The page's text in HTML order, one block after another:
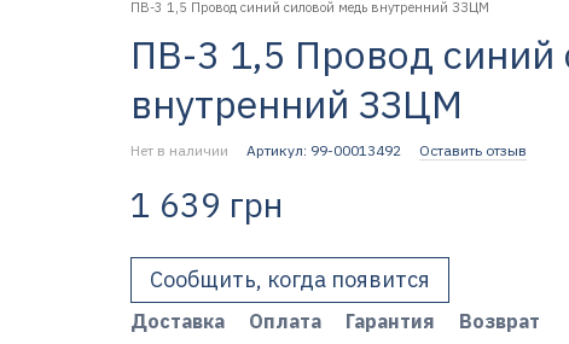
ПВ-3 1,5 Провод синий силовой медь внутренний ЗЗЦМ
ПВ-3 1,5 Провод синий
внутренний ЗЗЦМ
Нет в наличии Артикул: 99-00013492 Оставить отзыв
1 639 грн
Сообщить, когда появится
Доставка Оплата Гарантия
Возврат